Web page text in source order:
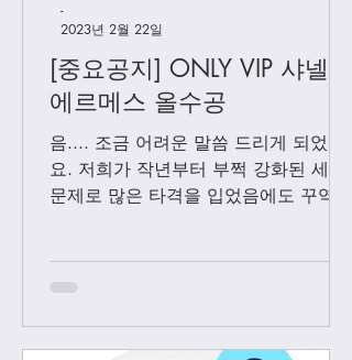
[중요공지] ONLY VIP 샤넬 +
에르메스 올수공
음.... 조금 어려운 말씀 드리게 되었어
요. 저희가 작년부터 부쩍 강화된 세관
문제로 많은 타격을 입었음에도 꾸역꾸
다. Vip...
-
2023년 2월 22일